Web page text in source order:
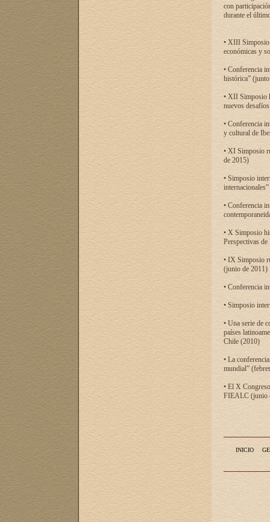
con
durante el
• XIII Simposio
económicas y
• Conferencia
histórica”
• XII Simposio
nuevos
• Conferencia
y cultural de
• XI Simposio
de 2015)
• Simposio
• Conferencia
• X Simposio
Perspectivas
• IX Simposio
(junio de 2011)
• Conferencia
• Simposio
• Una serie de
países
Chile (2010)
• La
mundial”
• El X
FIEALC (junio
INICIO